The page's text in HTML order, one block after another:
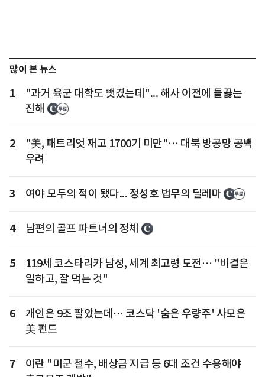
많이 본 뉴스
1
"과거 육군 대학도 뺏겼는데"... 해사 이전에 들끓는
진해
2
"美, 패트리엇 재고 1700기 미만"… 대북 방공망 공백
우려
3 여야 모두의 적이 됐다... 정성호 법무의 딜레마
4 남편의 골프 파트너의 정체
5
119세 코스타리카 남성, 세계 최고령 도전… "비결은
일하고, 잘 먹는 것"
6
개인은 9조 팔았는데… 코스닥 '숨은 우량주' 사모은
美 펀드
7
이란 "미군 철수, 배상금 지급 등 6대 조건 수용해야